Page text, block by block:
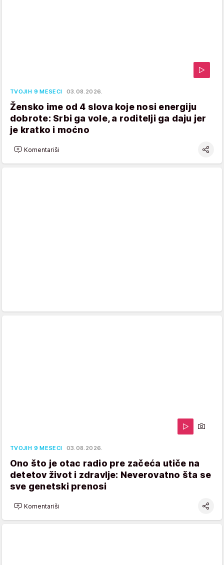
TVOJIH 9 MESECI 03.08.2026.
Žensko ime od 4 slova koje nosi energiju
dobrote: Srbi ga vole, a roditelji ga daju jer
je kratko i moćno
Komentariši
TVOJIH 9 MESECI 03.08.2026.
Ono što je otac radio pre začeća utiče na
detetov život i zdravlje: Neverovatno šta se
sve genetski prenosi
Komentariši